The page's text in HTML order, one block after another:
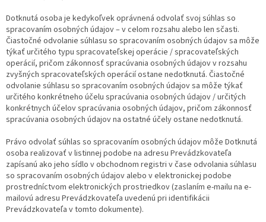
Dotknutá osoba je kedykoľvek oprávnená odvolať svoj súhlas so
spracovaním osobných údajov – v celom rozsahu alebo len sčasti.
Čiastočné odvolanie súhlasu so spracovaním osobných údajov sa môže
týkať určitého typu spracovateľskej operácie / spracovateľských
operácií, pričom zákonnosť spracúvania osobných údajov v rozsahu
zvyšných spracovateľských operácií ostane nedotknutá. Čiastočné
odvolanie súhlasu so spracovaním osobných údajov sa môže týkať
určitého konkrétneho účelu spracúvania osobných údajov / určitých
konkrétnych účelov spracúvania osobných údajov, pričom zákonnosť
spracúvania osobných údajov na ostatné účely ostane nedotknutá.
Právo odvolať súhlas so spracovaním osobných údajov môže Dotknutá
osoba realizovať v listinnej podobe na adresu Prevádzkovateľa
zapísanú ako jeho sídlo v obchodnom registri v čase odvolania súhlasu
so spracovaním osobných údajov alebo v elektronickej podobe
prostredníctvom elektronických prostriedkov (zaslaním e-mailu na e-
mailovú adresu Prevádzkovateľa uvedenú pri identifikácii
Prevádzkovateľa v tomto dokumente).